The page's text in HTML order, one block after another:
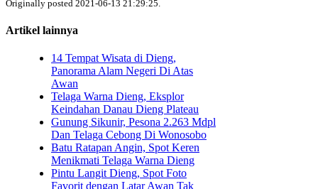
Originally posted 2021-06-13 21:29:25.
Artikel lainnya
14 Tempat Wisata di Dieng,
Panorama Alam Negeri Di Atas
Awan
Telaga Warna Dieng, Eksplor
Keindahan Danau Dieng Plateau
Gunung Sikunir, Pesona 2.263 Mdpl
Dan Telaga Cebong Di Wonosobo
Batu Ratapan Angin, Spot Keren
Menikmati Telaga Warna Dieng
Pintu Langit Dieng, Spot Foto
Favorit dengan Latar Awan Tak